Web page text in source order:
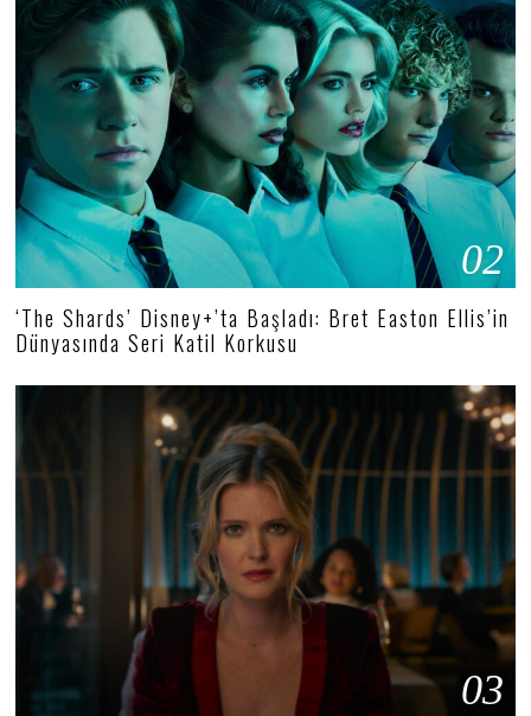
02
‘The Shards’ Disney+’ta Başladı: Bret Easton Ellis’in
Dünyasında Seri Katil Korkusu
03